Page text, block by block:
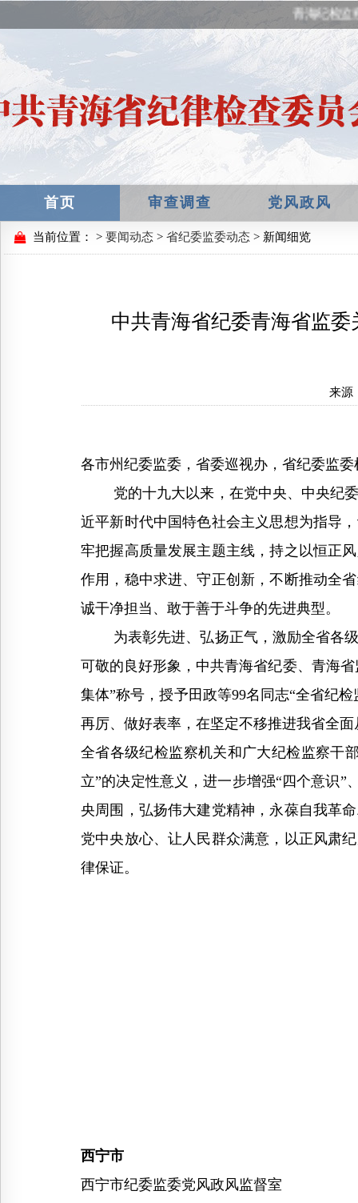
青海纪检监
首页 审查调查 党风政风
当前位置： > 要闻动态 > 省纪委监委动态 > 新闻细览
中共青海省纪委青海省监
来源
各市州纪委监委，省委巡视办，省纪委监
党的十九大以来，在党中央、中央纪委
近平新时代中国特色社会主义思想为指导
牢把握高质量发展主题主线，持之以恒正
作用，稳中求进、守正创新，不断推动全
诚干净担当、敢于善于斗争的先进典型。
为表彰先进、弘扬正气，激励全省各级
可敬的良好形象，中共青海省纪委、青海
集体”称号，授予田政等99名同志“全省纪
再厉、做好表率，在坚定不移推进我省全
全省各级纪检监察机关和广大纪检监察干
立”的决定性意义，进一步增强“四个意识”
央周围，弘扬伟大建党精神，永葆自我革
党中央放心、让人民群众满意，以正风肃
律保证。
西宁市
西宁市纪委监委党风政风监督室